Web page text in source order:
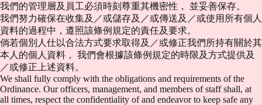
我們的管理層及員工必須時刻尊重其機密性， 並妥善保存。
我們努力確保在收集及／或儲存及／或傳送及／或使用所有個人
資料的過程中，遵照該條例規定的責任及要求。
倘若個別人仕以合法方式要求取得及／或修正我們所持有關於其
本人的個人資料， 我們會根據該條例規定的時限及方式提供及
／或修正上述資料。
We shall fully comply with the obligations and requirements of the
Ordinance. Our officers, management, and members of staff shall, at
all times, respect the confidentiality of and endeavor to keep safe any